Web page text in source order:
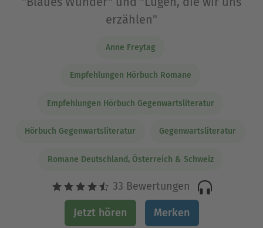
erzählen"
Anne Freytag
Empfehlungen Hörbuch Romane
Empfehlungen Hörbuch Gegenwartsliteratur
Hörbuch Gegenwartsliteratur Gegenwartsliteratur
Romane Deutschland, Österreich & Schweiz
33 Bewertungen
Jetzt hören Merken